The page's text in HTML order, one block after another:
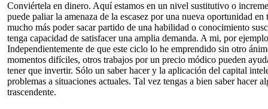
Conviértela en dinero. Aquí estamos en un nivel sustitutivo o
puede paliar la amenaza de la escasez por una nueva oportunidad
mucho más poder sacar partido de una habilidad o conocimiento
tenga capacidad de satisfacer una amplia demanda. A mi, por
Independientemente de que este ciclo lo he emprendido sin otro
momentos difíciles, otros trabajos por un precio módico pueden
tener que invertir. Sólo un saber hacer y la aplicación del capital
problemas a situaciones actuales. Tal vez tengas a bien saber hacer
trascendente.